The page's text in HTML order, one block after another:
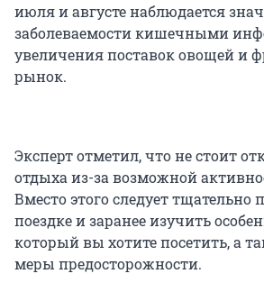
июля и августе наблюдается
заболеваемости кишечными
увеличения поставок овощей и
рынок.
Эксперт отметил, что не стоит
отдыха из-за возможной
Вместо этого следует тщательно
поездке и заранее изучить
который вы хотите посетить, а
меры предосторожности.